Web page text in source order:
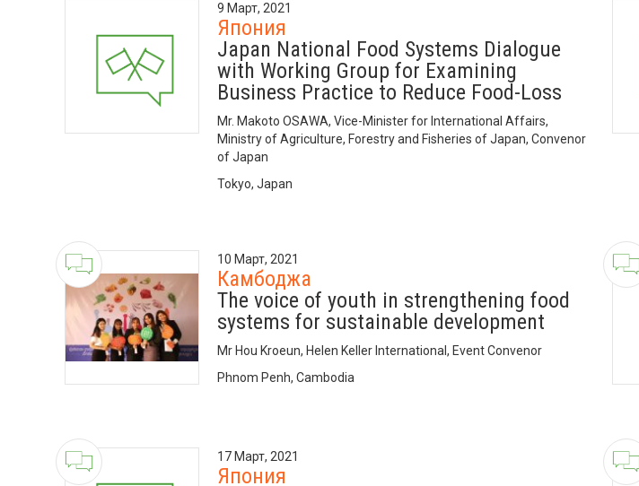
9 Март, 2021
Япония
Japan National Food Systems Dialogue
with Working Group for Examining
Business Practice to Reduce Food-Loss
Mr. Makoto OSAWA, Vice-Minister for International Affairs,
Ministry of Agriculture, Forestry and Fisheries of Japan, Convenor
of Japan
Tokyo, Japan
10 Март, 2021
Камбоджа
The voice of youth in strengthening food
systems for sustainable development
Mr Hou Kroeun, Helen Keller International, Event Convenor
Phnom Penh, Cambodia
17 Март, 2021
Япония